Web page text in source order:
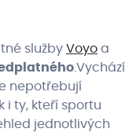
služby Voyo a
.Vychází
nepotřebují
i ty, kteří sportu
jednotlivých